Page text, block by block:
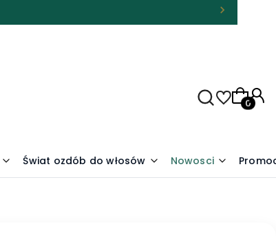
Świat ozdób do włosów Nowosci